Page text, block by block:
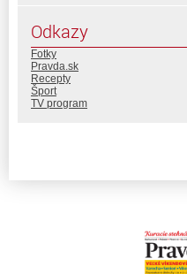
Odkazy
Fotky
Pravda.sk
Recepty
Šport
TV program